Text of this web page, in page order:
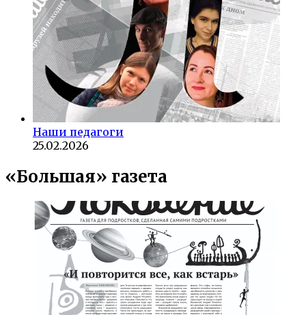
Наши педагоги
25.02.2026
«Большая» газета